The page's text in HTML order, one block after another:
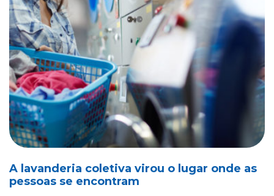
A lavanderia coletiva virou o lugar onde as
pessoas se encontram